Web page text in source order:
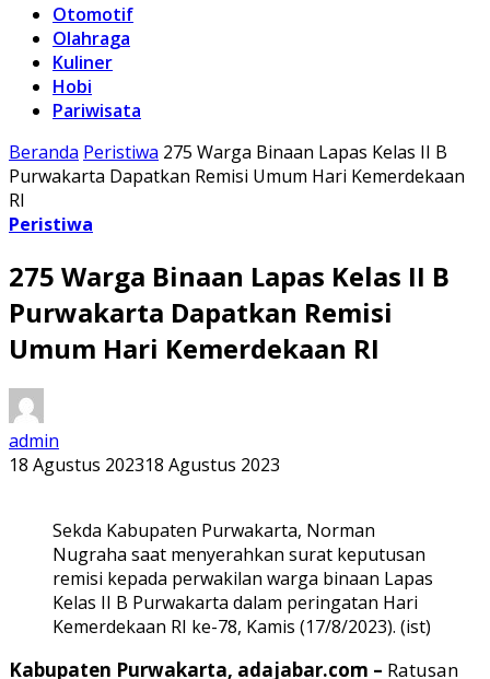
Otomotif
Olahraga
Kuliner
Hobi
Pariwisata
Beranda Peristiwa 275 Warga Binaan Lapas Kelas II B
Purwakarta Dapatkan Remisi Umum Hari Kemerdekaan
RI
Peristiwa
275 Warga Binaan Lapas Kelas II B
Purwakarta Dapatkan Remisi
Umum Hari Kemerdekaan RI
admin
18 Agustus 202318 Agustus 2023
Sekda Kabupaten Purwakarta, Norman
Nugraha saat menyerahkan surat keputusan
remisi kepada perwakilan warga binaan Lapas
Kelas II B Purwakarta dalam peringatan Hari
Kemerdekaan RI ke-78, Kamis (17/8/2023). (ist)
Kabupaten Purwakarta, adajabar.com – Ratusan